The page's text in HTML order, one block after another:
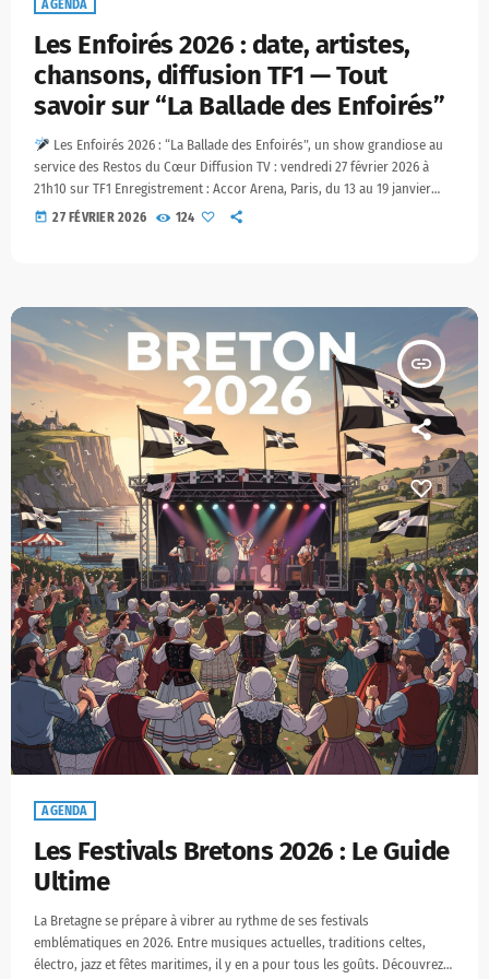
AGENDA
Les Enfoirés 2026 : date, artistes,
chansons, diffusion TF1 — Tout
savoir sur “La Ballade des Enfoirés”
Les Enfoirés 2026 : “La Ballade des Enfoirés”, un show grandiose au
service des Restos du Cœur Diffusion TV : vendredi 27 février 2026 à
21h10 sur TF1 Enregistrement : Accor Arena, Paris, du 13 au 19 janvier
2026 Nombre d’artistes : 54 à 55 selon les soirées Spectateurs : 72 000
today 27 FÉVRIER 2026 124
insert_link
AGENDA
Les Festivals Bretons 2026 : Le Guide
Ultime
La Bretagne se prépare à vibrer au rythme de ses festivals
emblématiques en 2026. Entre musiques actuelles, traditions celtes,
électro, jazz et fêtes maritimes, il y en a pour tous les goûts. Découvrez